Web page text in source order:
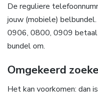
De reguliere
jouw (mobiele)
0906, 0800, 0909
bundel om.
Omgekeerd
Het kan voorkomen: dan